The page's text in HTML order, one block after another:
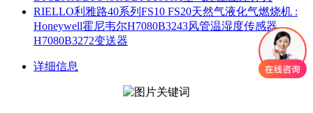
RIELLO利雅路40系列FS10 FS20天然气液化气燃烧机 :
Honeywell霍尼韦尔H7080B3243风管温湿度传感器
H7080B3272变送器
详细信息